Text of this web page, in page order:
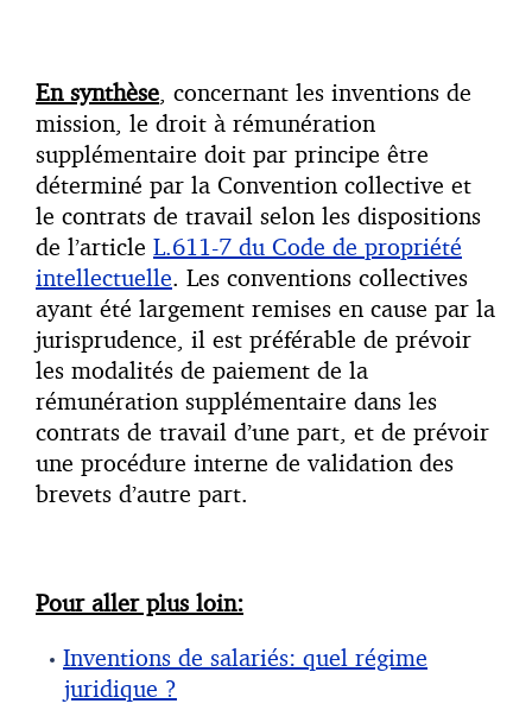
En synthèse, concernant les inventions de
mission, le droit à rémunération
supplémentaire doit par principe être
déterminé par la Convention collective et
le contrats de travail selon les dispositions
de l’article L.611-7 du Code de propriété
intellectuelle. Les conventions collectives
ayant été largement remises en cause par la
jurisprudence, il est préférable de prévoir
les modalités de paiement de la
rémunération supplémentaire dans les
contrats de travail d’une part, et de prévoir
une procédure interne de validation des
brevets d’autre part.
Pour aller plus loin:
Inventions de salariés: quel régime
juridique ?